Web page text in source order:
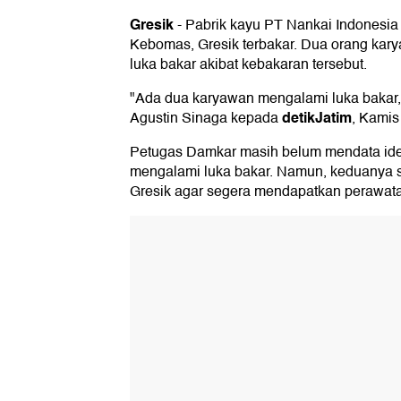
Gresik-Pabrik kayu PT Nankai
Kebomas, Gresik terbakar. Dua orang
luka bakar akibat kebakaran tersebut.
"Ada dua karyawan mengalami luka
Agustin Sinaga kepadadetikJatim,
Petugas Damkar masih belum mendata
mengalami luka bakar. Namun,
Gresik agar segera mendapatkan